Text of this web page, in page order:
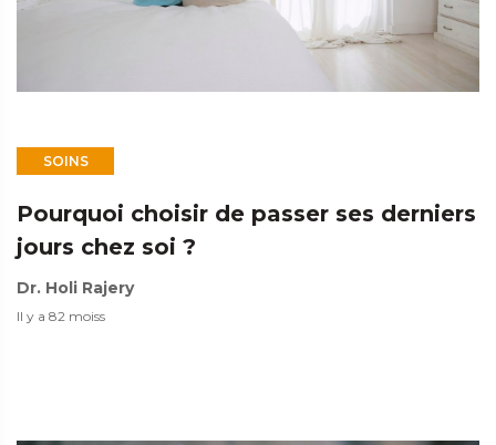
SOINS
Pourquoi choisir de passer ses derniers
jours chez soi ?
Dr. Holi Rajery
Il y a 82 moiss